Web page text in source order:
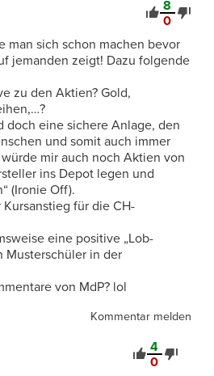
8
0
man sich schon machen bevor
jemanden zeigt! Dazu folgende
zu den Aktien? Gold,
doch eine sichere Anlage, den
und somit auch immer
mir auch noch Aktien von
ins Depot legen und
(Ironie Off).
für die CH-
eine positive „Lob-
Musterschüler in der
von MdP? lol
Kommentar melden
4
0